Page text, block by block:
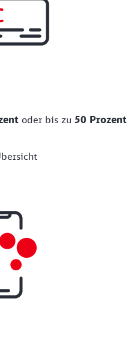
oder bis zu 50 Prozent